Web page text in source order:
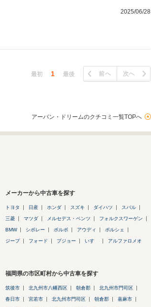
2025/06/28
最初 1 最後 前へ 次へ
アーバン・ドリームのクチコミ一覧TOPへ
メーカーから中古車を探す
トヨタ 日産 ホンダ スズキ ダイハツ スバル
三菱 マツダ メルセデス・ベンツ フォルクスワーゲン
BMW シボレー ボルボ アウディ ポルシェ
ジープ フォード プジョー いすゞ アルファロメオ
福岡県の市区町村から中古車を探す
筑後市 北九州市八幡西区 朝倉郡 北九州市門司区
春日市 宮若市 北九州市門司区 朝倉郡 嘉麻市